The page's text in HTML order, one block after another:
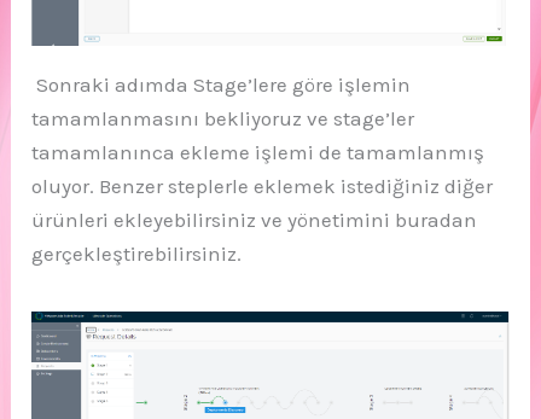
Sonraki adımda Stage’lere göre işlemin
tamamlanmasını bekliyoruz ve stage’ler
tamamlanınca ekleme işlemi de tamamlanmış
oluyor. Benzer steplerle eklemek istediğiniz diğer
ürünleri ekleyebilirsiniz ve yönetimini buradan
gerçekleştirebilirsiniz.